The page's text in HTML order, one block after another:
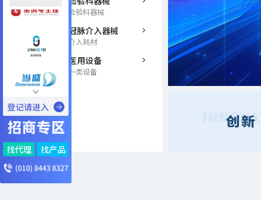
检验科器械
冠脉介入器械
介入耗材
医用设备
一类设备
找代理 找产品